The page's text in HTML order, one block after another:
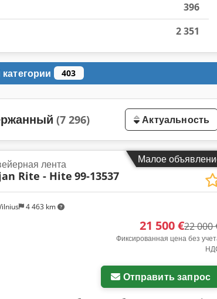
396
2 351
403
(7 296) Актуальность
Малое
4 463 km
лента
Rite - Hite 99-13537
21 500 €22 000
Фиксированная цена без
Отправить запрос